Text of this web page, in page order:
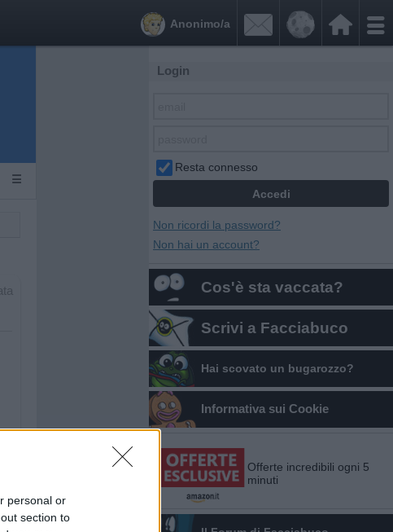
personal or
section to


Anonimo/a
☰
Login
Resta connesso
Non ricordi la password?
Non hai un account?
Cos'è sta vaccata?
Scrivi a Facciabuco
Hai scovato un bugarozzo?
Informativa sui Cookie
Offerte incredibili ogni 5
minuti